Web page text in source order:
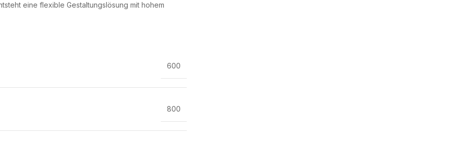
eine flexible Gestaltungslösung mit hohem
600
800